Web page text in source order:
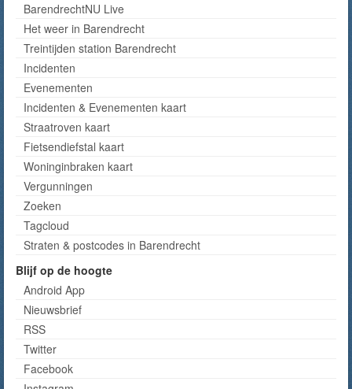
BarendrechtNU Live
Het weer in Barendrecht
Treintijden station Barendrecht
Incidenten
Evenementen
Incidenten & Evenementen kaart
Straatroven kaart
Fietsendiefstal kaart
Woninginbraken kaart
Vergunningen
Zoeken
Tagcloud
Straten & postcodes in Barendrecht
Blijf op de hoogte
Android App
Nieuwsbrief
RSS
Twitter
Facebook